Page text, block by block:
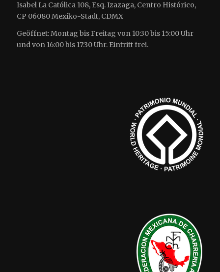
Isabel La Católica 108, Esq. Izazaga, Centro Histórico,
CP 06080 Mexiko-Stadt, CDMX
Geöffnet: Montag bis Freitag von 10:30 bis 15:00 Uhr
und von 16:00 bis 17:30 Uhr. Eintritt frei.